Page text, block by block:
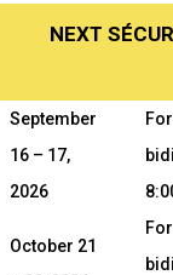
NEXT
September
16 – 17,
2026
October 21